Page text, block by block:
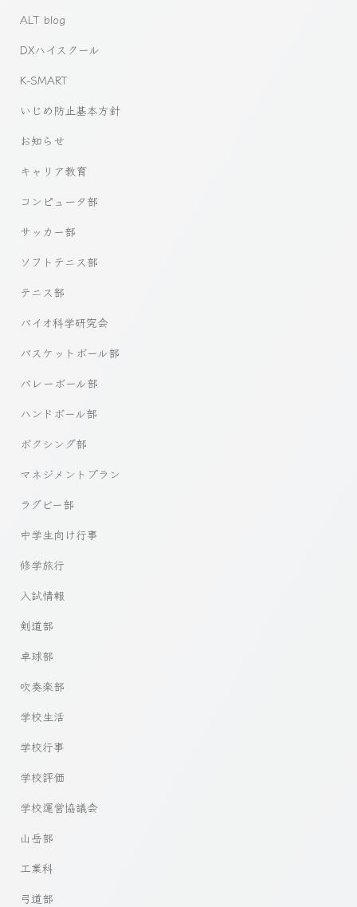
ALT blog
DXハイスクール
K-SMART
いじめ防止基本方針
お知らせ
キャリア教育
コンピュータ部
サッカー部
ソフトテニス部
テニス部
バイオ科学研究会
バスケットボール部
バレーボール部
ハンドボール部
ボクシング部
マネジメントプラン
ラグビー部
中学生向け行事
修学旅行
入試情報
剣道部
卓球部
吹奏楽部
学校生活
学校行事
学校評価
学校運営協議会
山岳部
工業科
弓道部